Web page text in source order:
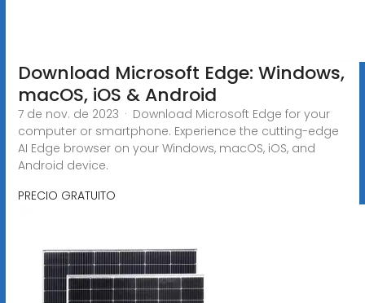
Download Microsoft Edge: Windows,
macOS, iOS & Android
7 de nov. de 2023 · Download Microsoft Edge for your
computer or smartphone. Experience the cutting-edge
AI Edge browser on your Windows, macOS, iOS, and
Android device.
PRECIO GRATUITO